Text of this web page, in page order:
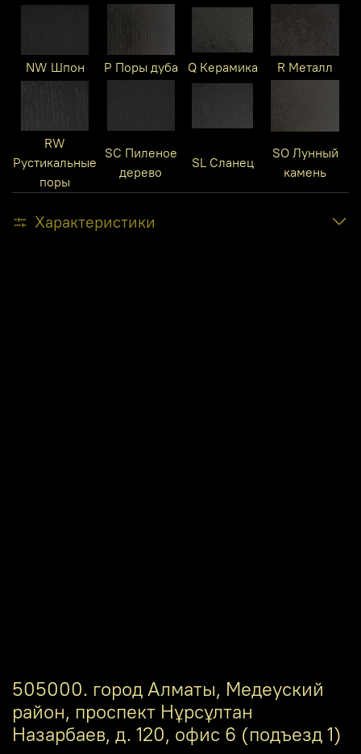
NW Шпон P Поры дуба Q Керамика R Металл
RW
Рустикальные
поры
SC Пиленое
дерево
SL Сланец
SO Лунный
камень
Характеристики
505000. город Алматы, Медеуский
район, проспект Нұрсұлтан
Назарбаев, д. 120, офис 6 (подъезд 1)